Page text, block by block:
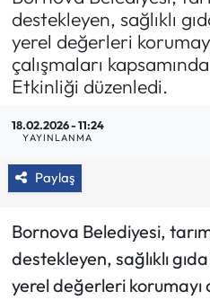
destekleyen, sağlıklı
yerel değerleri
çalışmaları
Etkinliği düzenledi.
18.02.2026 - 11:24
YAYINLANMA
Paylaş
Bornova Belediyesi,
destekleyen, sağlıklı
yerel değerleri korumayı